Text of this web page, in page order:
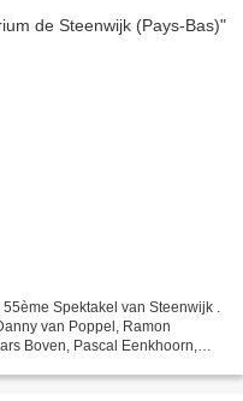
Spektakel van Steenwijk .
van Poppel, Ramon
Boven, Pascal Eenkhoorn,